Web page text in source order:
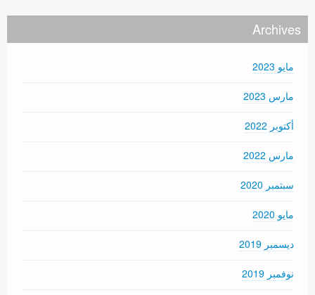
Archives
مايو 2023
مارس 2023
أكتوبر 2022
مارس 2022
سبتمبر 2020
مايو 2020
ديسمبر 2019
نوفمبر 2019